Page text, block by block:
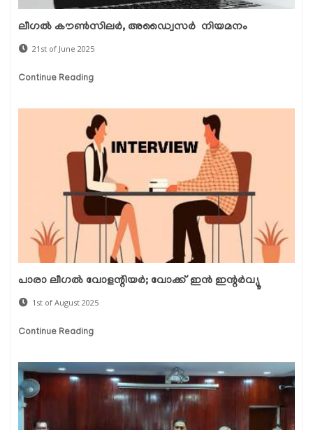
ലീഗൽ കൗൺസിലർ, അഡ്വൈസർ ‍ നിയമനം
21st of June 2025
Continue Reading
പാരാ ലീഗല്‍ വോളന്റിയര്‍; വോക്ക് ഇന്‍ ഇന്റര്‍വ്യൂ
1st of August 2025
Continue Reading